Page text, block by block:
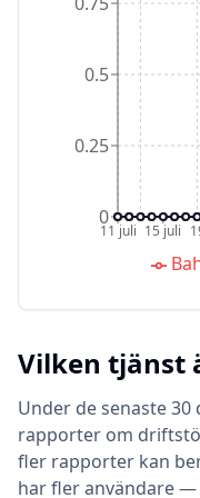
11 juli 15 juli
0
0.25
0.5
Vilken tjänst
Under de senaste
rapporter om
fler rapporter kan
har fler användare